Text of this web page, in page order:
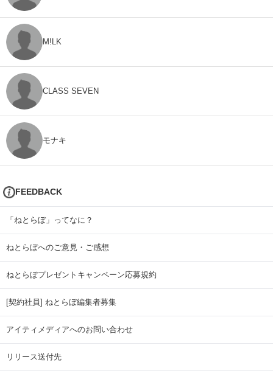
M!LK
CLASS SEVEN
モナキ
FEEDBACK
「ねとらぼ」ってなに？
ねとらぼへのご意見・ご感想
ねとらぼプレゼントキャンペーン応募規約
[契約社員] ねとらぼ編集者募集
アイティメディアへのお問い合わせ
リリース送付先